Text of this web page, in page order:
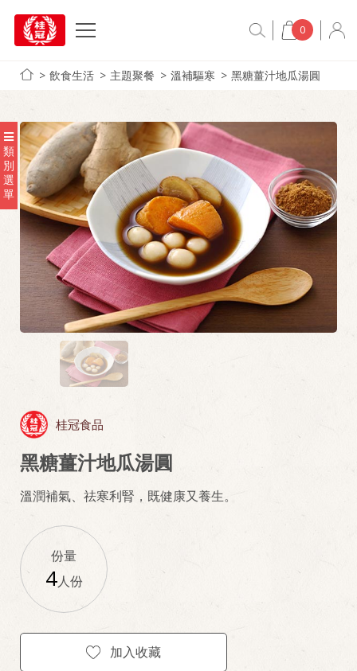
0
飲食生活 主題聚餐 溫補驅寒 黑糖薑汁地瓜湯圓
類
別
選
單
桂冠食品
黑糖薑汁地瓜湯圓
溫潤補氣、祛寒利腎，既健康又養生。
份量
4人份
加入收藏